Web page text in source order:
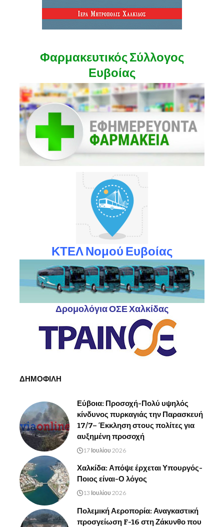
Φαρμακευτικός Σύλλογος
Ευβοίας
ΚΤΕΛ Νομού Ευβοίας
Δρομολόγια ΟΣΕ Χαλκίδας
ΔΗΜΟΦΙΛΗ
Εύβοια: Προσοχή-Πολύ υψηλός
κίνδυνος πυρκαγιάς την Παρασκευή
17/7– Έκκληση στους πολίτες για
αυξημένη προσοχή
17 Ιουλίου 2026
Χαλκίδα: Απόψε έρχεται Υπουργός-
Ποιος είναι-Ο λόγος
13 Ιουλίου 2026
Πολεμική Αεροπορία: Αναγκαστική
προσγείωση F-16 στη Ζάκυνθο που